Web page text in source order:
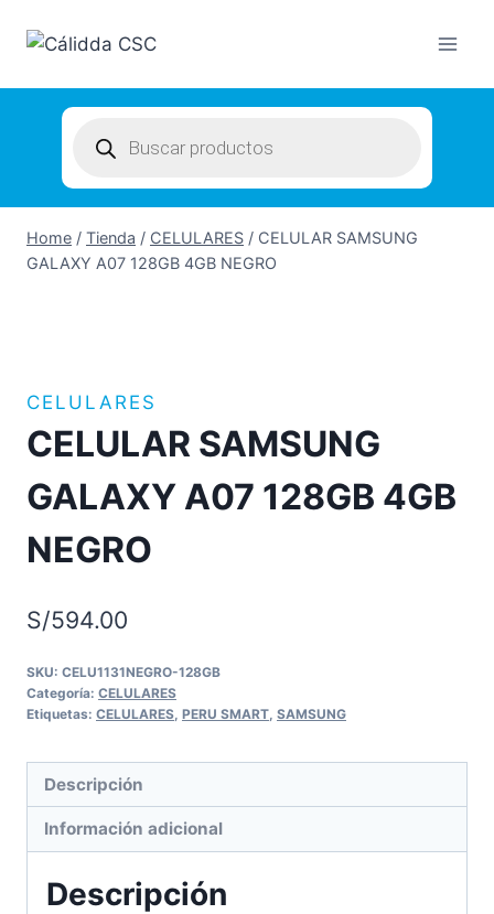
search
Home / Tienda / CELULARES / CELULAR SAMSUNG
GALAXY A07 128GB 4GB NEGRO
CELULARES
CELULAR SAMSUNG
GALAXY A07 128GB 4GB
NEGRO
S/594.00
SKU: CELU1131NEGRO-128GB
Categoría: CELULARES
Etiquetas: CELULARES PERU SMART SAMSUNG
Descripción
Información adicional
Descripción